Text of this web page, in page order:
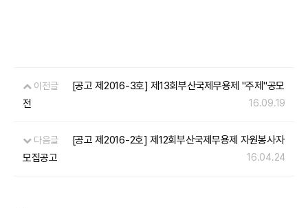
이전글
[공고 제2016-3호] 제13회부산국제무용제 "주제"공모
전
16.09.19
다음글
[공고 제2016-2호] 제12회부산국제무용제 자원봉사자
모집공고
16.04.24